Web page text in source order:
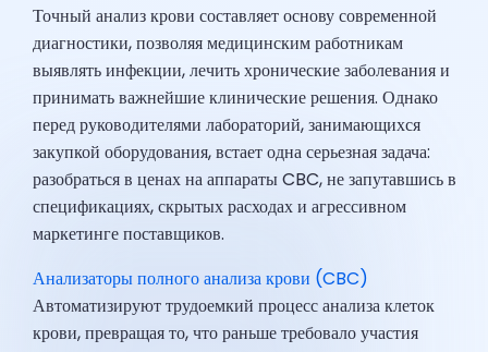
Точный анализ крови составляет основу современной
диагностики, позволяя медицинским работникам
выявлять инфекции, лечить хронические заболевания и
принимать важнейшие клинические решения. Однако
перед руководителями лабораторий, занимающихся
закупкой оборудования, встает одна серьезная задача:
разобраться в ценах на аппараты CBC, не запутавшись в
спецификациях, скрытых расходах и агрессивном
маркетинге поставщиков.
Анализаторы полного анализа крови (CBC)
Автоматизируют трудоемкий процесс анализа клеток
крови, превращая то, что раньше требовало участия